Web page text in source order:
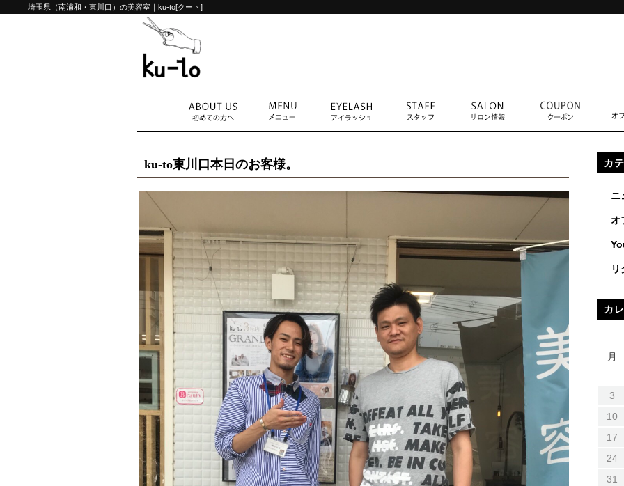
埼玉県（南浦和・東川口）の美容室｜ku-to[クート]
ku-to東川口本日のお客様。 カ
ニ
オ
リ
カ
月
3
10
17
24
31